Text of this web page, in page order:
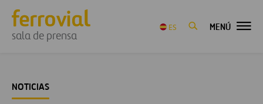
sala de prensa
ES MENÚ
NOTICIAS